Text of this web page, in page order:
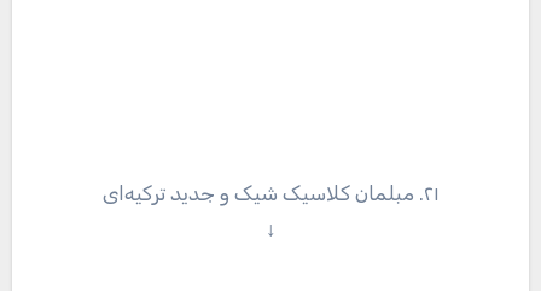
۲۱. مبلمان کلاسیک شیک و جدید ترکیه‌ای
↓